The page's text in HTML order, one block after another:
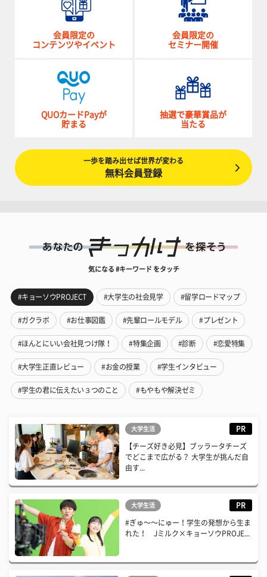
会員限定の
コンテンツやイベント
会員限定の
セミナー開催
QUOカードPayが
貯まる
抽選で豪華賞品が
当たる
一歩を踏み出せば世界が変わる
無料会員登録
気になる #キーワード をタッチ
#キョーソウPROJECT #大学生の社会見学 #留学ロードマップ
#ガクラボ #お仕事図鑑 #先輩ロールモデル #プレゼント
#ほんとにいい会社見つけ隊！ #特集企画 #診断 #恋愛特集
#大学生正直レビュー #お金の授業 #学生インタビュー
#学生の君に伝えたい３つのこと #もやもや解決ゼミ
大学生活 PR
【チーズ好き必見】ブッラータチーズ
でどこまで広がる？ 大学生が挑んだ自
由す...
大学生活 PR
#ぎゅ〜〜にゅー！学生の発想から生ま
れた！ Jミルク×キョーソウPROJE...